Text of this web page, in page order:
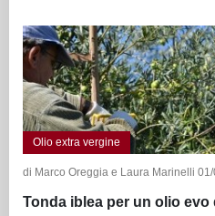
Olio extra vergine
di Marco Oreggia e Laura Marinelli 01/
Tonda iblea per un olio